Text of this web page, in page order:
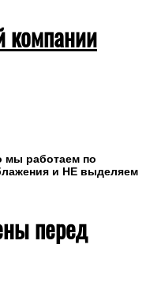
компании
мы работаем по
и НЕ выделяем
перед